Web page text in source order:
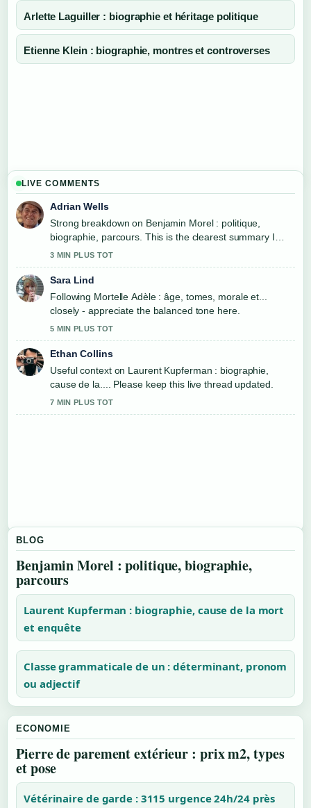
Arlette Laguiller : biographie et héritage politique
Etienne Klein : biographie, montres et controverses
LIVE COMMENTS
Adrian Wells
Strong breakdown on Benjamin Morel : politique,
biographie, parcours. This is the clearest summary I
have seen today.
3 MIN PLUS TOT
Sara Lind
Following Mortelle Adèle : âge, tomes, morale et...
closely - appreciate the balanced tone here.
5 MIN PLUS TOT
Ethan Collins
Useful context on Laurent Kupferman : biographie,
cause de la.... Please keep this live thread updated.
7 MIN PLUS TOT
BLOG
Benjamin Morel : politique, biographie,
parcours
Laurent Kupferman : biographie, cause de la mort
et enquête
Classe grammaticale de un : déterminant, pronom
ou adjectif
ECONOMIE
Pierre de parement extérieur : prix m2, types
et pose
Vétérinaire de garde : 3115 urgence 24h/24 près